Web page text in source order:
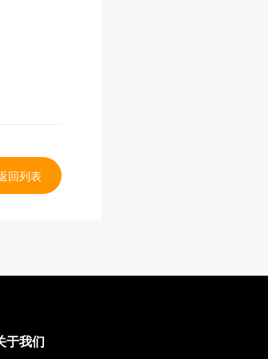
回列表
于我们